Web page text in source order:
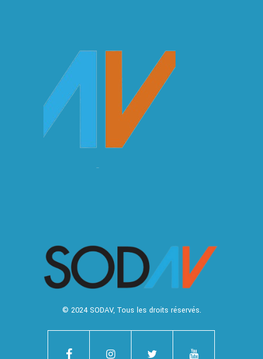
© 2024SODAV, Tous les droits réservés.